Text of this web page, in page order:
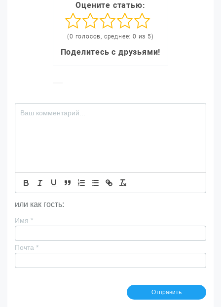
Оцените статью:
(0 голосов, среднее: 0 из 5)
Поделитесь с друзьями!
или как гость:
Имя *
Почта *